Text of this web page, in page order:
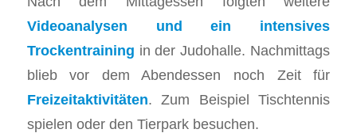
Videoanalysen und ein
intensives
Trockentraining in der Judohalle. Nachmittags
blieb vor dem Abendessen noch Zeit für
Freizeitaktivitäten. Zum Beispiel Tischtennis
spielen oder den Tierpark besuchen.